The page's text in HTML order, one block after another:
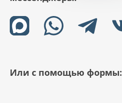
Или с помощью формы: